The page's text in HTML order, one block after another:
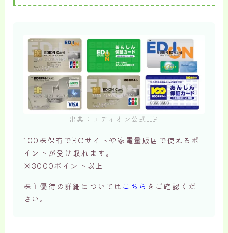
出典：エディオン公式HP
100株保有でECサイトや家電量販店で使えるポ
イントが受け取れます。
※3000ポイント以上
株主優待の詳細については こちら をご確認くだ
さい。